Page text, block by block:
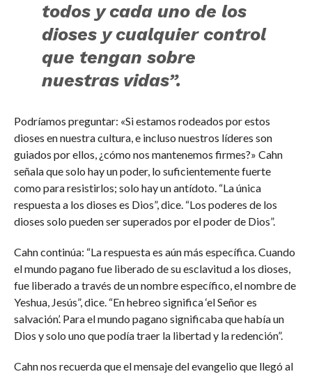
todos y cada uno de los
dioses y cualquier control
que tengan sobre
nuestras vidas”.
Podríamos preguntar: «Si estamos rodeados por estos
dioses en nuestra cultura, e incluso nuestros líderes son
guiados por ellos, ¿cómo nos mantenemos firmes?» Cahn
señala que solo hay un poder, lo suficientemente fuerte
como para resistirlos; solo hay un antídoto. “La única
respuesta a los dioses es Dios”, dice. “Los poderes de los
dioses solo pueden ser superados por el poder de Dios”.
Cahn continúa: “La respuesta es aún más específica. Cuando
el mundo pagano fue liberado de su esclavitud a los dioses,
fue liberado a través de un nombre específico, el nombre de
Yeshua, Jesús”, dice. “En hebreo significa ‘el Señor es
salvación’. Para el mundo pagano significaba que había un
Dios y solo uno que podía traer la libertad y la redención”.
Cahn nos recuerda que el mensaje del evangelio que llegó al